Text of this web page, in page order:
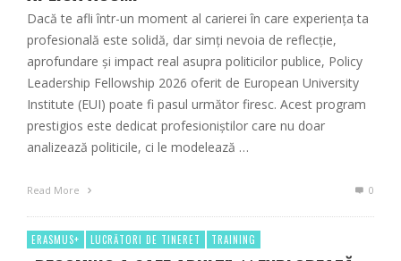
Dacă te afli într-un moment al carierei în care experiența ta
profesională este solidă, dar simți nevoia de reflecție,
aprofundare și impact real asupra politicilor publice, Policy
Leadership Fellowship 2026 oferit de European University
Institute (EUI) poate fi pasul următor firesc. Acest program
prestigios este dedicat profesioniștilor care nu doar
analizează politicile, ci le modelează …
Read More 0
ERASMUS+ LUCRĂTORI DE TINERET TRAINING